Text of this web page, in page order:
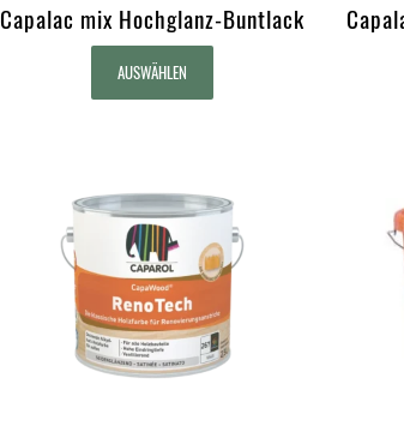
Capalac mix Hochglanz-Buntlack
AUSWÄHLEN